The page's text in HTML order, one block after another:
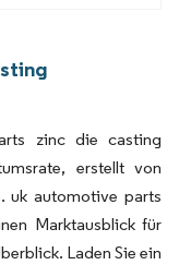
zinc die casting
erstellt von
uk automotive parts
Marktausblick für
Laden Sie ein